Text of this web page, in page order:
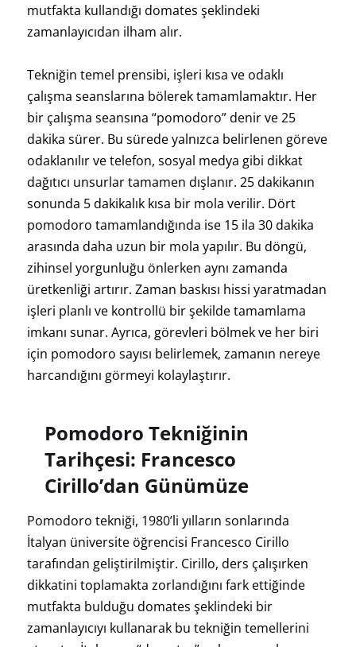
mutfakta kullandığı domates şeklindeki
zamanlayıcıdan ilham alır.
Tekniğin temel prensibi, işleri kısa ve odaklı
çalışma seanslarına bölerek tamamlamaktır. Her
bir çalışma seansına “pomodoro” denir ve 25
dakika sürer. Bu sürede yalnızca belirlenen göreve
odaklanılır ve telefon, sosyal medya gibi dikkat
dağıtıcı unsurlar tamamen dışlanır. 25 dakikanın
sonunda 5 dakikalık kısa bir mola verilir. Dört
pomodoro tamamlandığında ise 15 ila 30 dakika
arasında daha uzun bir mola yapılır. Bu döngü,
zihinsel yorgunluğu önlerken aynı zamanda
üretkenliği artırır. Zaman baskısı hissi yaratmadan
işleri planlı ve kontrollü bir şekilde tamamlama
imkanı sunar. Ayrıca, görevleri bölmek ve her biri
için pomodoro sayısı belirlemek, zamanın nereye
harcandığını görmeyi kolaylaştırır.
Pomodoro Tekniğinin
Tarihçesi: Francesco
Cirillo’dan Günümüze
Pomodoro tekniği, 1980’li yılların sonlarında
İtalyan üniversite öğrencisi Francesco Cirillo
tarafından geliştirilmiştir. Cirillo, ders çalışırken
dikkatini toplamakta zorlandığını fark ettiğinde
mutfakta bulduğu domates şeklindeki bir
zamanlayıcıyı kullanarak bu tekniğin temellerini